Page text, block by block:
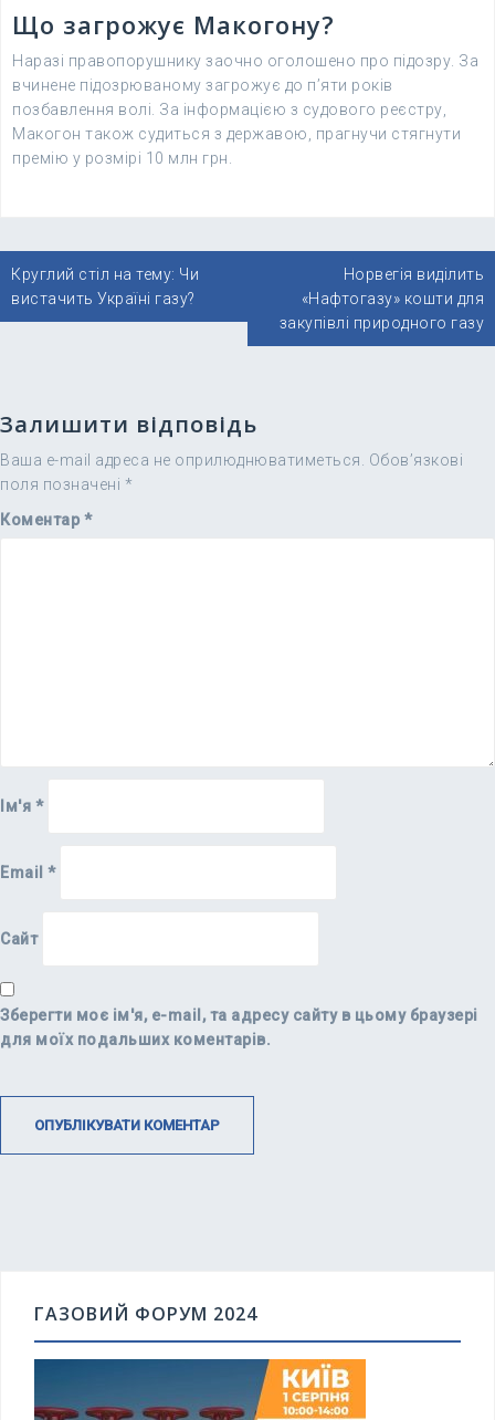
Що загрожує Макогону?
Наразі правопорушнику заочно оголошено про підозру. За
вчинене підозрюваному загрожує до п’яти років
позбавлення волі. За інформацією з судового реєстру,
Макогон також судиться з державою, прагнучи стягнути
премію у розмірі 10 млн грн.
Навігація
записів
Круглий стіл на тему: Чи
вистачить Україні газу?
Норвегія виділить
«Нафтогазу» кошти для
закупівлі природного газу
Залишити відповідь
Ваша e-mail адреса не оприлюднюватиметься.
Обов’язкові
поля позначені *
Коментар *
Ім'я *
Email *
Сайт
Зберегти моє ім'я, e-mail, та адресу сайту в цьому браузері
для моїх подальших коментарів.
ГАЗОВИЙ ФОРУМ 2024